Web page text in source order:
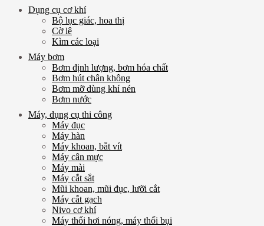
Dụng cụ cơ khí
Bộ lục giác, hoa thị
Cờ lê
Kìm các loại
Máy bơm
Bơm định lượng, bơm hóa chất
Bơm hút chân không
Bơm mỡ dùng khí nén
Bơm nước
Máy, dụng cụ thi công
Máy đục
Máy hàn
Máy khoan, bắt vít
Máy cân mực
Máy mài
Máy cắt sắt
Mũi khoan, mũi đục, lưỡi cắt
Máy cắt gạch
Nivo cơ khí
Máy thổi hơi nóng, máy thổi bụi